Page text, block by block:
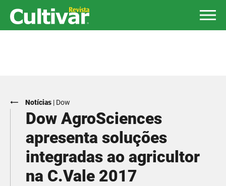
Notícias | Dow
​Dow AgroSciences
apresenta soluções
integradas ao agricultor
na C.Vale 2017